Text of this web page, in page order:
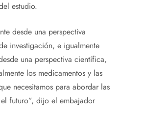
estudio.
desde una perspectiva
investigación, e igualmente
una perspectiva científica,
los medicamentos y las
necesitamos para abordar las
futuro”, dijo el embajador